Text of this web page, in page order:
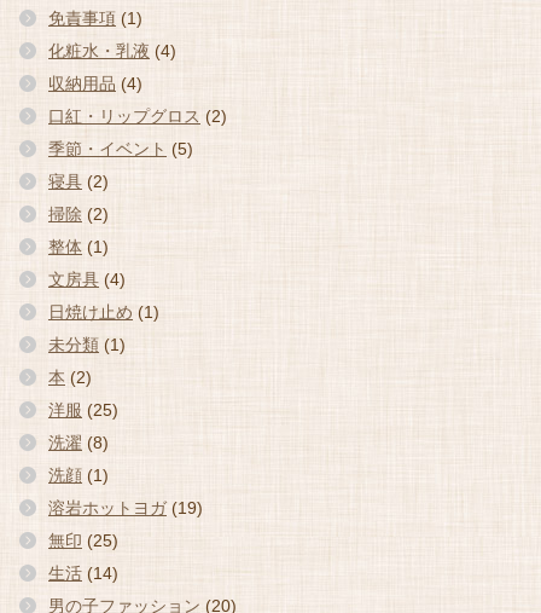
免責事項 (1)
化粧水・乳液 (4)
収納用品 (4)
口紅・リップグロス (2)
季節・イベント (5)
寝具 (2)
掃除 (2)
整体 (1)
文房具 (4)
日焼け止め (1)
未分類 (1)
本 (2)
洋服 (25)
洗濯 (8)
洗顔 (1)
溶岩ホットヨガ(19)
無印 (25)
生活 (14)
男の子ファッション (20)